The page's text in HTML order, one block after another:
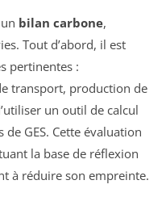
bilan carbone,
Tout d’abord, il est
pertinentes :
transport, production de
un outil de calcul
GES. Cette évaluation
la base de réflexion
à réduire son empreinte.